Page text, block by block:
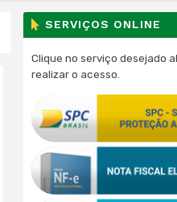
SERVIÇOS ONLINE
Clique no serviço desejado
realizar o acesso.